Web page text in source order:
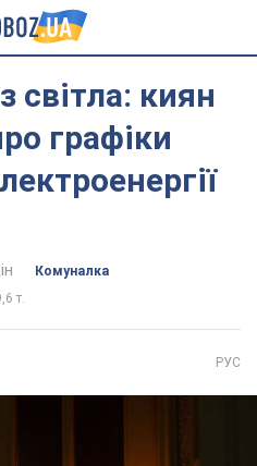
світла: киян
графіки
Комуналка
т.
РУС